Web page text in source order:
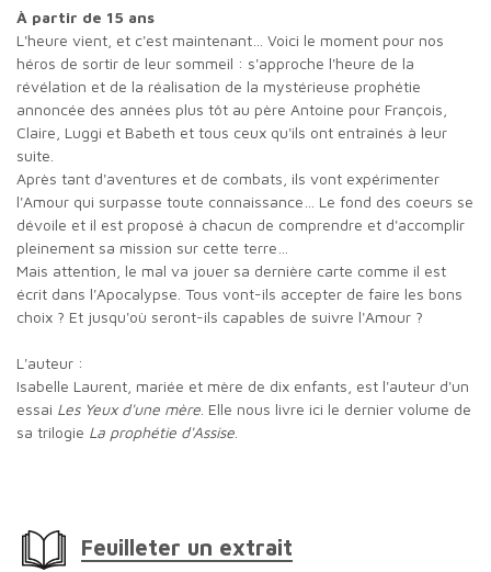
À partir de 15 ans
L'heure vient, et c'est maintenant… Voici le moment pour nos
héros de sortir de leur sommeil : s'approche l'heure de la
révélation et de la réalisation de la mystérieuse prophétie
annoncée des années plus tôt au père Antoine pour François,
Claire, Luggi et Babeth et tous ceux qu'ils ont entraînés à leur
suite.
Après tant d'aventures et de combats, ils vont expérimenter
l'Amour qui surpasse toute connaissance… Le fond des coeurs se
dévoile et il est proposé à chacun de comprendre et d'accomplir
pleinement sa mission sur cette terre…
Mais attention, le mal va jouer sa dernière carte comme il est
écrit dans l'Apocalypse. Tous vont-ils accepter de faire les bons
choix ? Et jusqu'où seront-ils capables de suivre l'Amour ?
L'auteur :
Isabelle Laurent, mariée et mère de dix enfants, est l'auteur d'un
essai Les Yeux d'une mère . Elle nous livre ici le dernier volume de
sa trilogie La prophétie d'Assise
Feuilleter un extrait